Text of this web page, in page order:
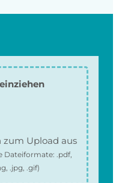
zum Upload aus
Dateiformate: .pdf,
.jpg, .gif)